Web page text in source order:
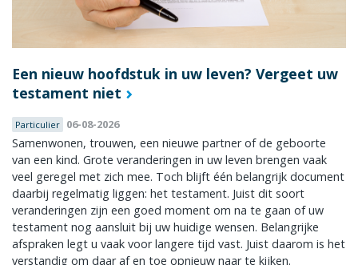
Een nieuw hoofdstuk in uw leven? Vergeet uw
testament niet
Particulier 06-08-2026
Samenwonen, trouwen, een nieuwe partner of de geboorte
van een kind. Grote veranderingen in uw leven brengen vaak
veel geregel met zich mee. Toch blijft één belangrijk document
daarbij regelmatig liggen: het testament. Juist dit soort
veranderingen zijn een goed moment om na te gaan of uw
testament nog aansluit bij uw huidige wensen. Belangrijke
afspraken legt u vaak voor langere tijd vast. Juist daarom is het
verstandig om daar af en toe opnieuw naar te kijken.